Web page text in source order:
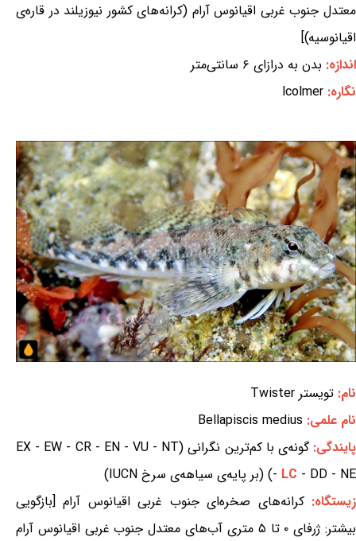
معتدل جنوب غربی اقیانوس آرام (کرانه‌های کشور نیوزیلند در قاره‌ی
اقیانوسیه)]
اندازه: بدن به درازای ۶ سانتی‌متر
نگاره: lcolmer
نام: تویستر Twister
نام علمی: Bellapiscis medius
پایندگی:
گونه‌ی با کم‌ترین نگرانی (EX - EW - CR - EN - VU - NT
- LC - DD - NE) (بر پایه‌ی سیاهه‌ی سرخ IUCN)
زیستگاه:کرانه‌های صخره‌ای جنوب غربی اقیانوس آرام [بازگویی
بیشتر: ژرفای ۰ تا ۵ متری آب‌های معتدل جنوب غربی اقیانوس آرام